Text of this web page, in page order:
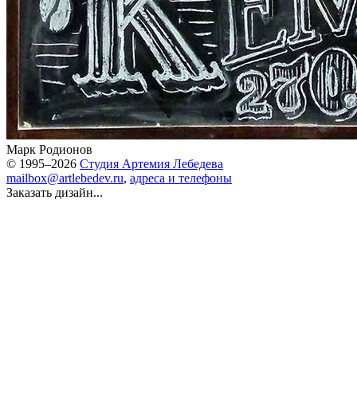
Марк Родионов
© 1995–2026 Студия Артемия Лебедева
mailbox@artlebedev.ru, адреса и телефоны
Заказать дизайн...